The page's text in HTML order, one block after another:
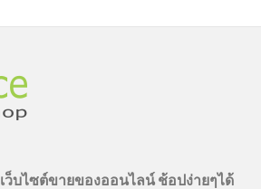
เว็บไซต์ขายของออนไลน์ ช้อปง่ายๆได้